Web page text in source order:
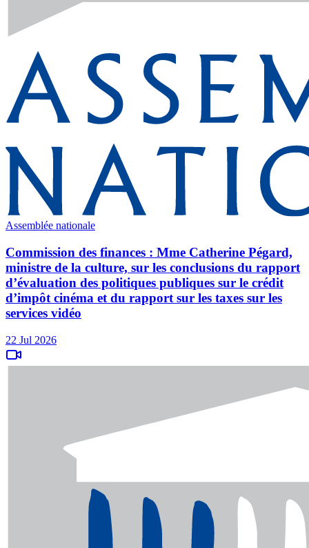
Assemblée nationale
Commission des finances : Mme Catherine Pégard,
ministre de la culture, sur les conclusions du rapport
d’évaluation des politiques publiques sur le crédit
d’impôt cinéma et du rapport sur les taxes sur les
services vidéo
22 Jul 2026